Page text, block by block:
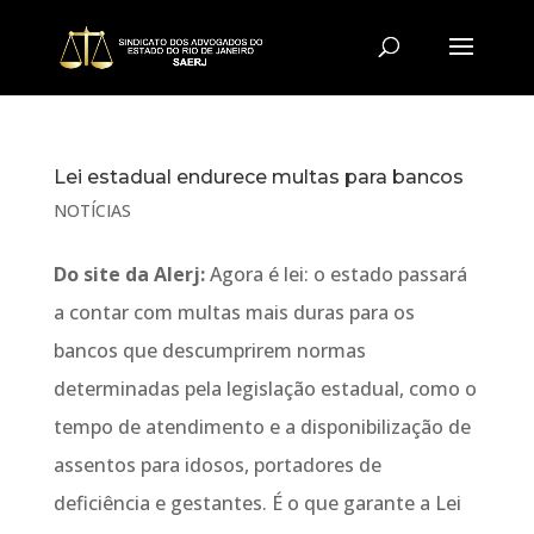
Lei estadual endurece multas para bancos
NOTÍCIAS
Do site da Alerj:Agora é lei: o estado passará
a contar com multas mais duras para os
bancos que descumprirem normas
determinadas pela legislação estadual, como o
tempo de atendimento e a disponibilização de
assentos para idosos, portadores de
deficiência e gestantes. É o que garante a Lei